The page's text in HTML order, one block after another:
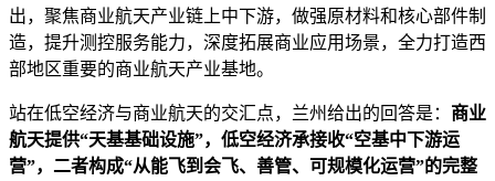
出，聚焦商业航天产业链上中下游，做强原材料和核心部件制
造，提升测控服务能力，深度拓展商业应用场景，全力打造西
部地区重要的商业航天产业基地。
站在低空经济与商业航天的交汇点，兰州给出的回答是： 商业
航天提供“天基基础设施”，低空经济承接收“空基中下游运
营”，二者构成“从能飞到会飞、善管、可规模化运营”的完整